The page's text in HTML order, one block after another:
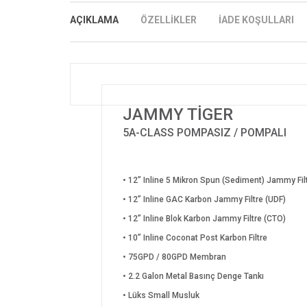
AÇIKLAMA ÖZELLİKLER İADE KOŞULLARI
JAMMY TİGER
5A-CLASS POMPASIZ / POMPALI
• 12” Inline 5 Mikron Spun (Sediment) Jammy
• 12” Inline GAC Karbon Jammy Filtre (UDF)
• 12” Inline Blok Karbon Jammy Filtre (CTO)
• 10” Inline Coconat Post Karbon Filtre
• 75GPD / 80GPD Membran
• 2.2 Galon Metal Basınç Denge Tankı
• Lüks Small Musluk